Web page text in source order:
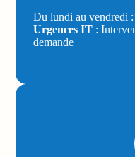
Du lundi au vendredi :
Urgences IT :
demande